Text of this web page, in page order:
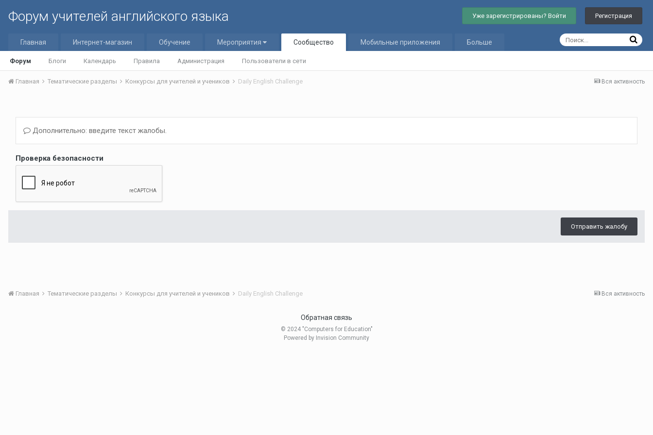
Форум учителей английского языка Уже зарегистрированы? Войти Регистрация
Главная Интернет-магазин Обучение Мероприятия Сообщество
Форум Блоги Календарь Правила Администрация Пользователи в сети
Мобильные приложения Больше
Вся активность
Главная Тематические разделы Конкурсы для учителей и учеников Daily English Challenge
Дополнительно: введите текст жалобы.
Проверка безопасности
Отправить жалобу
Вся активность
Главная Тематические разделы Конкурсы для учителей и учеников Daily English Challenge
Обратная связь
© 2024 "Computers for Education"
Powered by Invision Community